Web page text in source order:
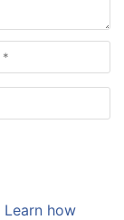
Learn how